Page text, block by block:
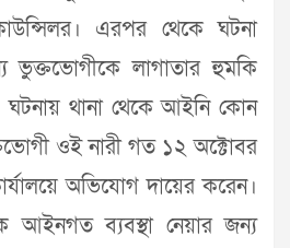
এরপর থেকে ঘটনা
ভুক্তভোগীকে লাগাতার হুমকি
ঘটনায় থানা থেকে আইনি কোন
ওই নারী গত ১২ অক্টোবর
অভিযোগ দায়ের করেন।
আইনগত ব্যবস্থা নেয়ার জন্য